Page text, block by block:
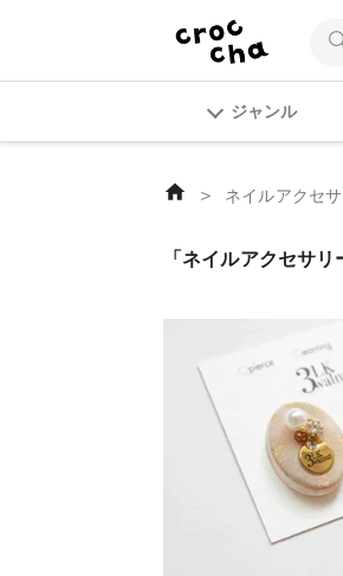
ジャンル
＞ ネイルアクセ
「ネイルアクセサ